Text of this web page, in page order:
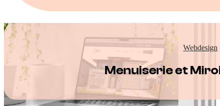
Webdesign
Menuiserie et